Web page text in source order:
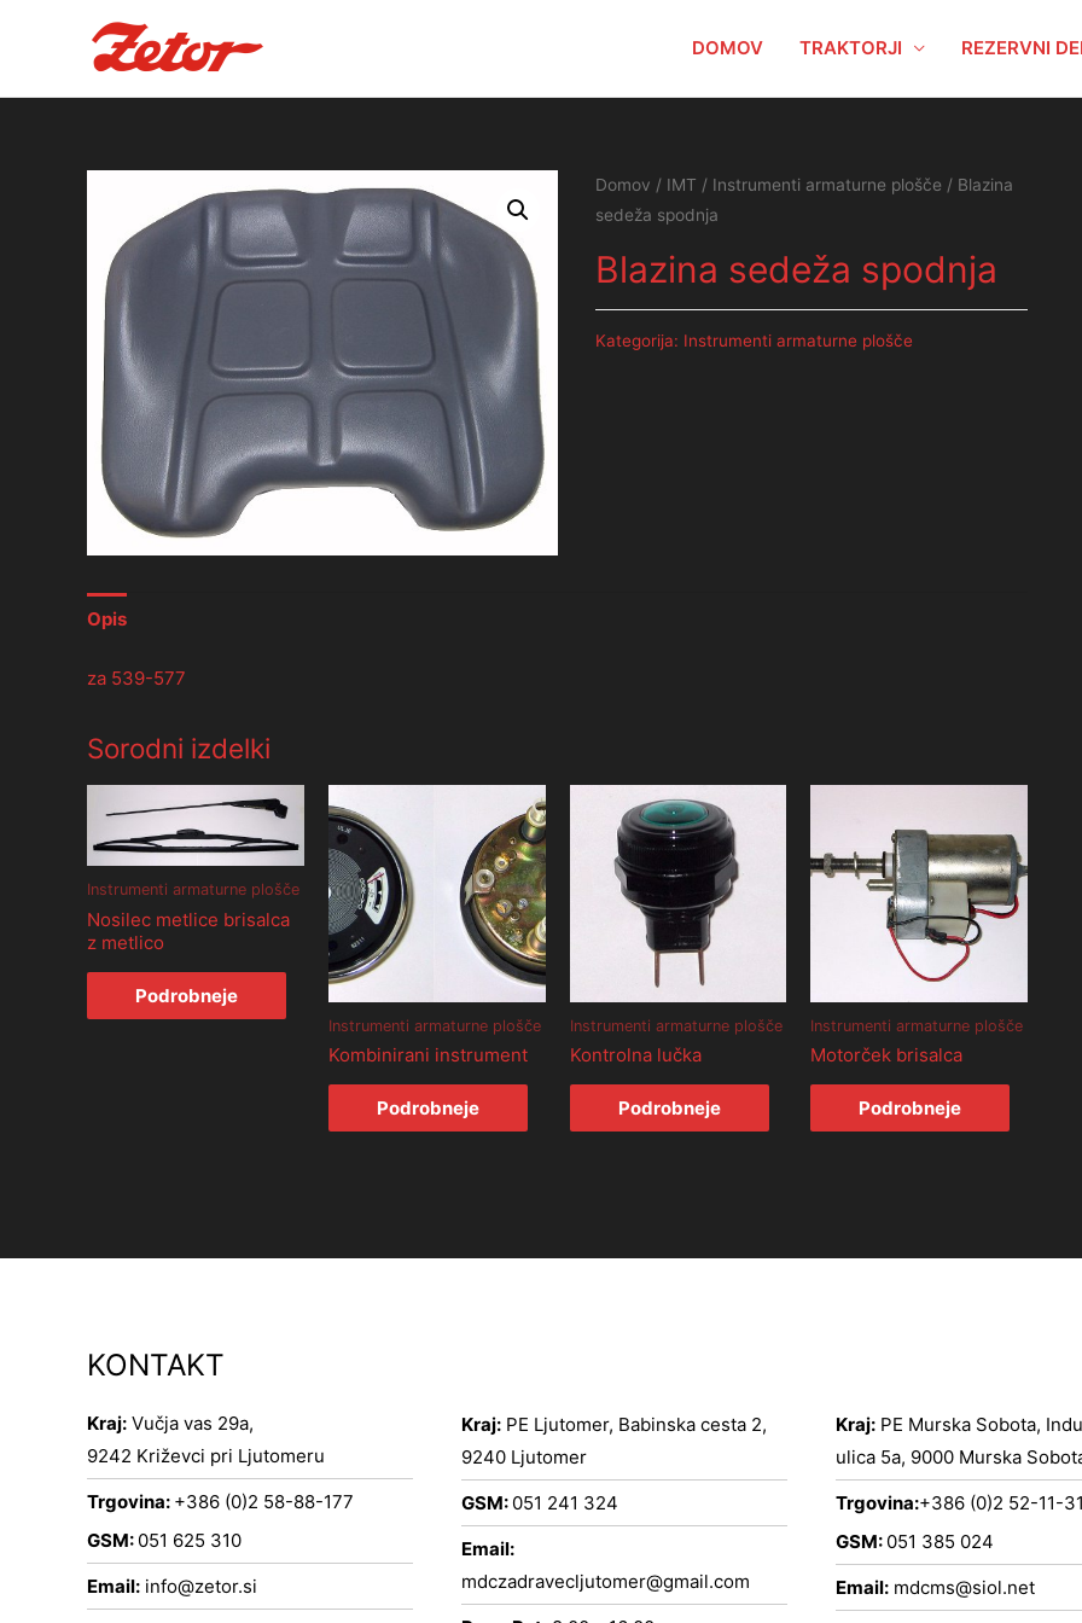
DOMOV TRAKTORJI REZERVNI
Domov / IMT / Instrumenti armaturne plošče / Blazina
sedeža spodnja
Blazina sedeža spodnja
Kategorija: Instrumenti armaturne plošče
Opis
za 539-577
Sorodni izdelki
Instrumenti armaturne plošče
Nosilec metlice brisalca
z metlico
Podrobneje
Instrumenti armaturne plošče
Kombinirani instrument
Podrobneje
Instrumenti armaturne plošče
Kontrolna lučka
Podrobneje
Instrumenti armaturne plošče
Motorček brisalca
Podrobneje
KONTAKT
Kraj: Vučja vas 29a,
9242 Križevci pri Ljutomeru
Trgovina: +386 (0)2 58-88-177
GSM: 051 625 310
Email: info@zetor.si
Kraj: PE Ljutomer, Babinska cesta 2,
9240 Ljutomer
GSM: 051 241 324
Email:
mdczadravecljutomer@gmail.com
Kraj: PE Murska Sobota,
ulica 5a, 9000 Murska
Trgovina:+386 (0)2 52-11-
GSM: 051 385 024
Email: mdcms@siol.net